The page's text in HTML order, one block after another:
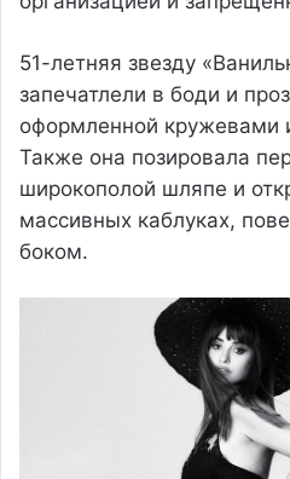
51-летняя звезду
запечатлели в боди и
оформленной кружевами
Также она позировала
широкополой шляпе и
массивных каблуках,
боком.